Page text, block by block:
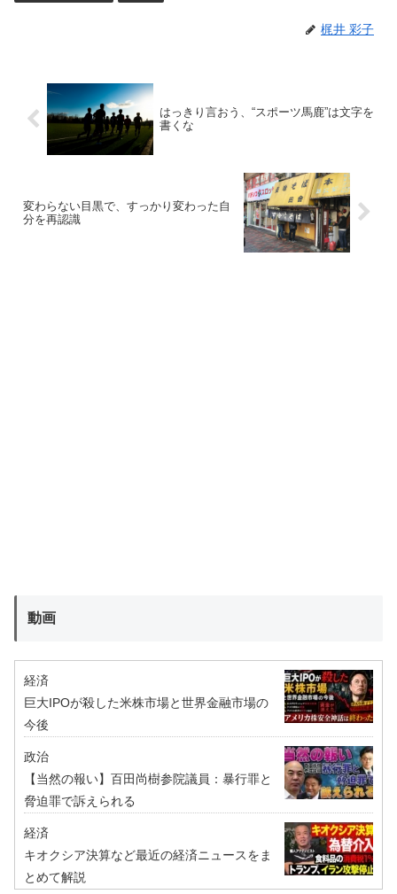
梶井 彩子
はっきり言おう、“スポーツ馬鹿”は文字を
書くな
変わらない目黒で、すっかり変わった自
分を再認識
動画
経済
巨大IPOが殺した米株市場と世界金融市場の
今後
政治
【当然の報い】百田尚樹参院議員：暴行罪と
脅迫罪で訴えられる
経済
キオクシア決算など最近の経済ニュースをま
とめて解説